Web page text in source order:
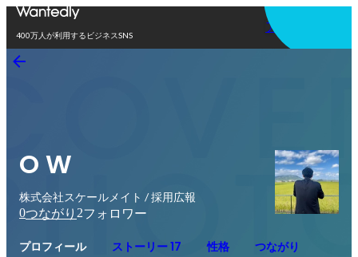
400万人が利用するビジネスSNS
アプリを使う
O W
株式会社スケールメイト / 採用広報
0つながり 2フォロワー
プロフィール ストーリー 17 性格 つながり